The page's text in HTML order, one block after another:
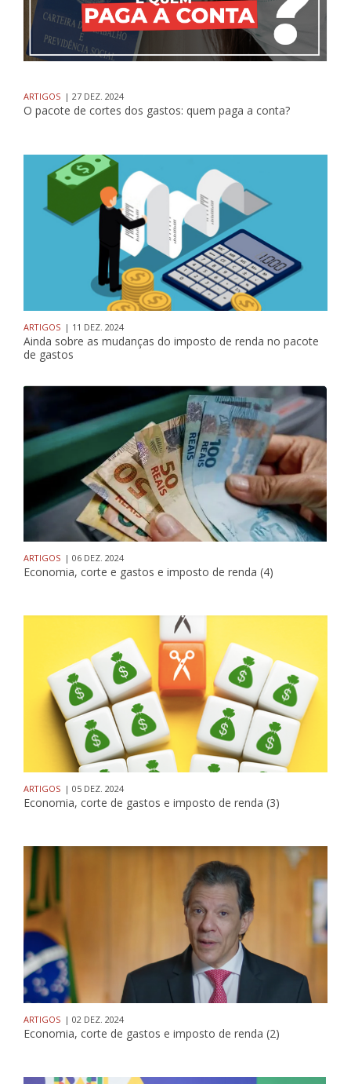
ARTIGOS | 27 DEZ. 2024
O pacote de cortes dos gastos: quem paga a conta?
ARTIGOS | 11 DEZ. 2024
Ainda sobre as mudanças do imposto de renda no pacote
de gastos
ARTIGOS | 06 DEZ. 2024
Economia, corte e gastos e imposto de renda (4)
ARTIGOS | 05 DEZ. 2024
Economia, corte de gastos e imposto de renda (3)
ARTIGOS | 02 DEZ. 2024
Economia, corte de gastos e imposto de renda (2)